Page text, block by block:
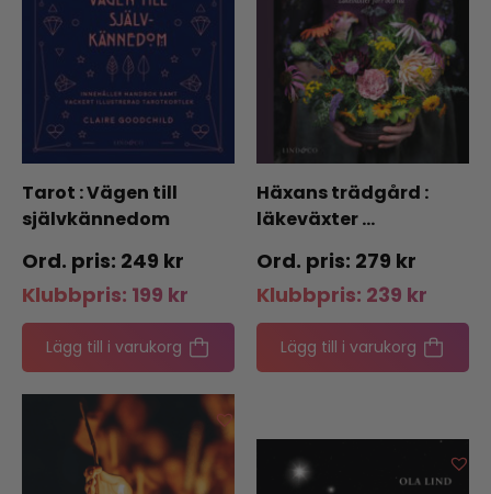
Tarot : Vägen till
självkännedom
249 kr
Klubbpris: 199 kr
Lägg till i varukorg
Häxans trädgård :
läkeväxter …
279 kr
Klubbpris: 239 kr
Lägg till i varukorg